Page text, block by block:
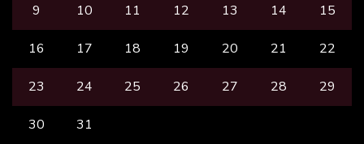
9 10 11 12 13 14 15
16 17 18 19 20 21 22
23 24 25 26 27 28 29
30 31